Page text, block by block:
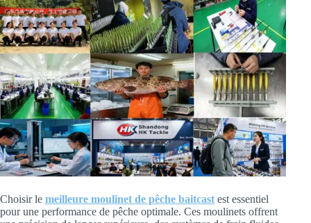
Choisir le meilleure moulinet de pêche baitcast est essentiel
pour une performance de pêche optimale. Ces moulinets offrent